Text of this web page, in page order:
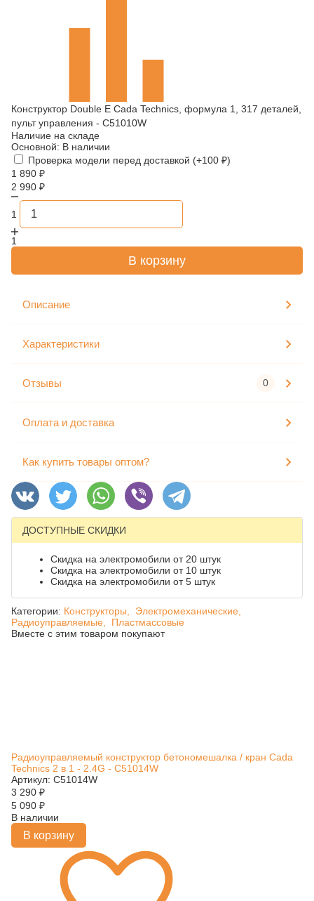
Конструктор Double E Cada Technics, формула 1, 317 деталей,
пульт управления - C51010W
Наличие на складе
Основной: В наличии
Проверка модели перед доставкой (+100 ₽)
1 890 ₽
2 990 ₽
1
1
В корзину
Описание
Характеристики
Отзывы 0
Оплата и доставка
Как купить товары оптом?
ДОСТУПНЫЕ СКИДКИ
Скидка на электромобили от 20 штук
Скидка на электромобили от 10 штук
Скидка на электромобили от 5 штук
Категории: Конструкторы,
Электромеханические,
Радиоуправляемые,
Пластмассовые
Вместе с этим товаром покупают
Радиоуправляемый конструктор бетономешалка / кран Cada
Technics 2 в 1 - 2.4G - C51014W
Артикул: C51014W
3 290 ₽
5 090 ₽
В наличии
В корзину